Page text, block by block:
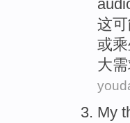
这
或
大需
My